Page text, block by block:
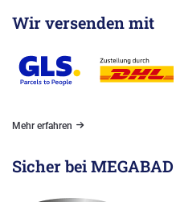
Wir versenden mit
Mehr erfahren
Sicher bei